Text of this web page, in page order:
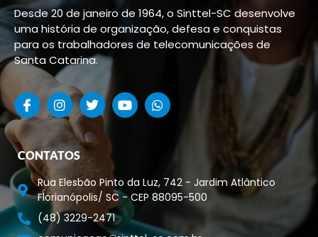
Desde 20 de janeiro de 1964, o Sinttel-SC desenvolve
uma história de organização, defesa e conquistas
para os trabalhadores de telecomunicações de
Santa Catarina.
CONTATOS
Rua Elesbão Pinto da Luz, 742 - Jardim Atlântico
Florianópolis/ SC - CEP 88095-500
(48) 3229-2471